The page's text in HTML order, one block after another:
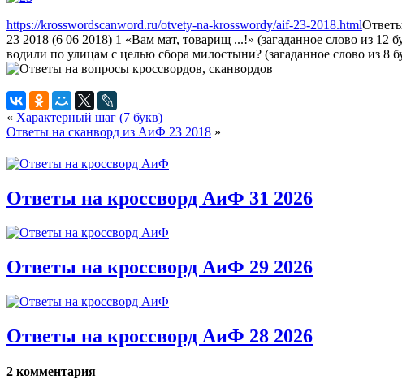
https://krosswordscanword.ru/otvety-na-krosswordy/aif-23-2018.html
23 2018 (6 06 2018) 1 «Вам мат, товарищ ...!» (загаданное слово из 12
водили по улицам с целью сбора милостыни? (загаданное слово из 8
« Характерный шаг (7 букв)
Ответы на сканворд из АиФ 23 2018 »
Ответы на кроссворд АиФ 31 2026
Ответы на кроссворд АиФ 29 2026
Ответы на кроссворд АиФ 28 2026
2 комментария